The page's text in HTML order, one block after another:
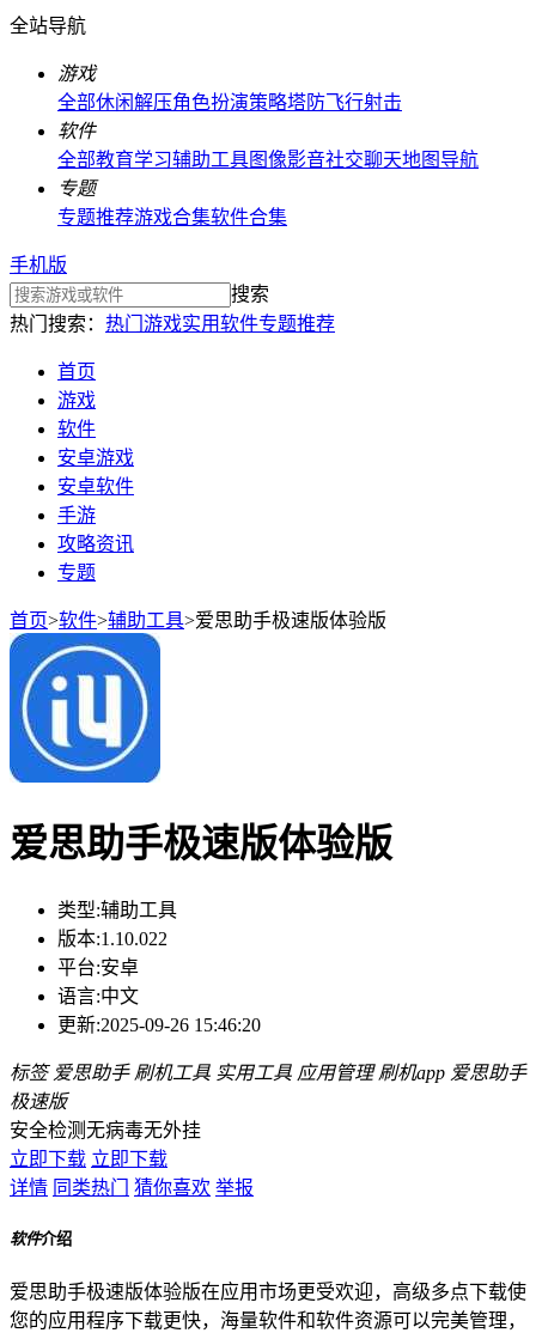
全站导航
游戏
全部休闲解压角色扮演策略塔防飞行射击
软件
全部教育学习辅助工具图像影音社交聊天地图导航
专题
专题推荐游戏合集软件合集
手机版
搜索
热门搜索： 热门游戏实用软件专题推荐
首页
游戏
软件
安卓游戏
安卓软件
手游
攻略资讯
专题
首页>软件>辅助工具>爱思助手极速版体验版
爱思助手极速版体验版
类型:辅助工具
版本:1.10.022
平台:安卓
语言:中文
更新:2025-09-26 15:46:20
标签 爱思助手 刷机工具 实用工具 应用管理 刷机app 爱思助手
极速版
安全检测无病毒无外挂
立即下载 立即下载
详情 同类热门 猜你喜欢 举报
软件介绍
爱思助手极速版体验版在应用市场更受欢迎，高级多点下载使
您的应用程序下载更快，海量软件和软件资源可以完美管理，